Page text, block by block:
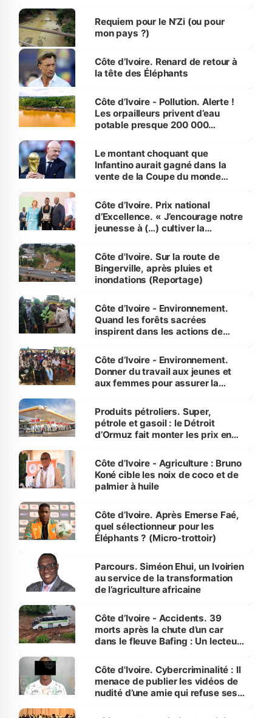
Requiem pour le N’Zi (ou pour
mon pays ?)
Côte d’Ivoire. Renard de retour à
la tête des Éléphants
Côte d’Ivoire - Pollution. Alerte !
Les orpailleurs privent d’eau
potable presque 200 000
Le montant choquant que
Infantino aurait gagné dans la
vente de la Coupe du monde
Côte d’Ivoire. Prix national
d’Excellence. « J’encourage notre
jeunesse à (…) cultiver la
(Alassane Ouattara
Côte d'Ivoire. Sur la route de
Bingerville, après pluies et
inondations (Reportage)
Côte d’Ivoire - Environnement.
Quand les forêts sacrées
inspirent dans les actions de
Côte d’Ivoire - Environnement.
Donner du travail aux jeunes et
aux femmes pour assurer la
menacées
Produits pétroliers. Super,
pétrole et gasoil : le Détroit
d’Ormuz fait monter les prix en
Côte d’Ivoire - Agriculture : Bruno
Koné cible les noix de coco et de
palmier à huile
Côte d’Ivoire. Après Emerse Faé,
quel sélectionneur pour les
Éléphants ? (Micro-trottoir)
Parcours. Siméon Ehui, un Ivoirien
au service de la transformation
de l’agriculture africaine
Côte d’Ivoire - Accidents. 39
morts après la chute d’un car
dans le fleuve Bafing : Un lecteur
des Transports
Côte d'Ivoire. Cybercriminalité : Il
menace de publier les vidéos de
nudité d’une amie qui refuse ses